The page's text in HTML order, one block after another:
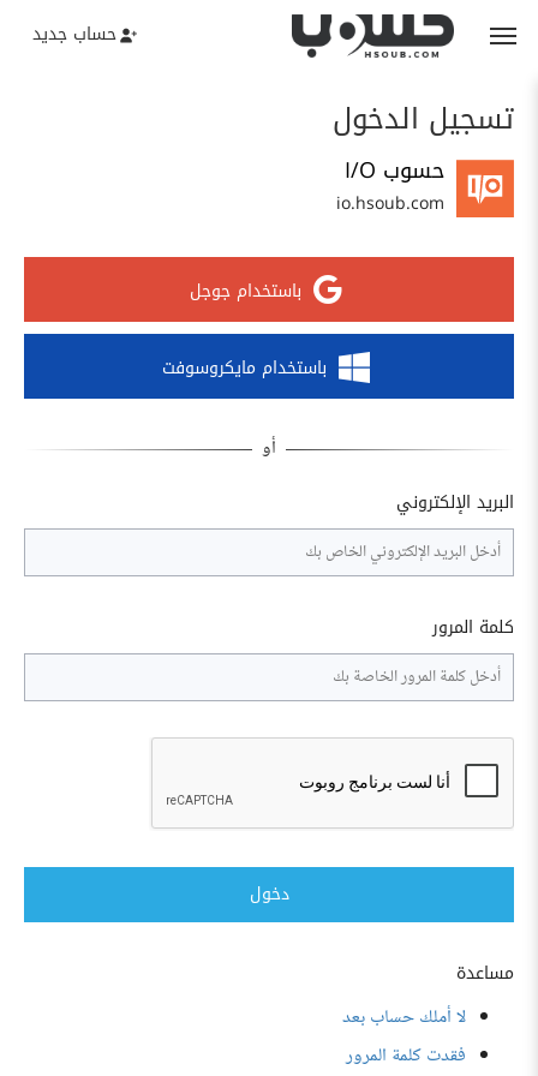
حساب جديد
تسجيل الدخول
حسوب I/O
io.hsoub.com
باستخدام جوجل
باستخدام مايكروسوفت
البريد الإلكتروني
كلمة المرور
دخول
مساعدة
لا أملك حساب بعد
فقدت كلمة المرور